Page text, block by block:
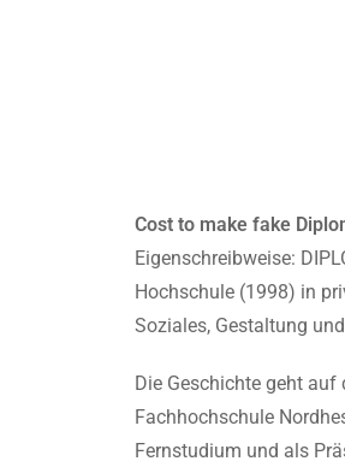
Cost to make fake
Eigenschreibweise:
Hochschule (1998) in
Soziales, Gestaltung
Die Geschichte geht
Fachhochschule
Fernstudium und als